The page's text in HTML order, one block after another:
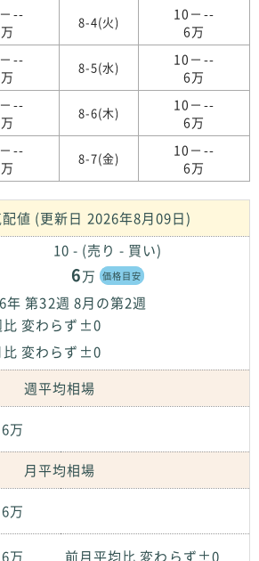
--
--
--
--
8-4(火)
10－--
6万
8-5(水)
10－--
6万
8-6(木)
10－--
6万
8-7(金)
10－--
6万
値 (更新日 2026年8月09日)
10 - (売り - 買い)
6万 価格目安
年 第32週 8月の第2週
比 変わらず±0
比 変わらず±0
週平均相場
6万
月平均相場
6万
6万 前月平均比 変わらず±0